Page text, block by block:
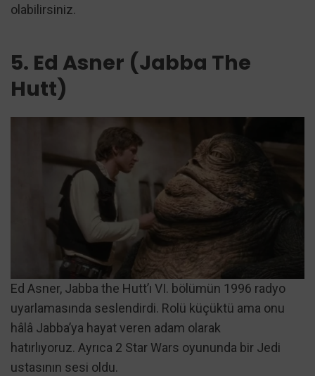
olabilirsiniz.
5. Ed Asner (Jabba The
Hutt)
Ed Asner, Jabba the Hutt’ı VI. bölümün 1996 radyo
uyarlamasında seslendirdi. Rolü küçüktü ama onu
hâlâ Jabba’ya hayat veren adam olarak
hatırlıyoruz. Ayrıca 2 Star Wars oyununda bir Jedi
ustasının sesi oldu.